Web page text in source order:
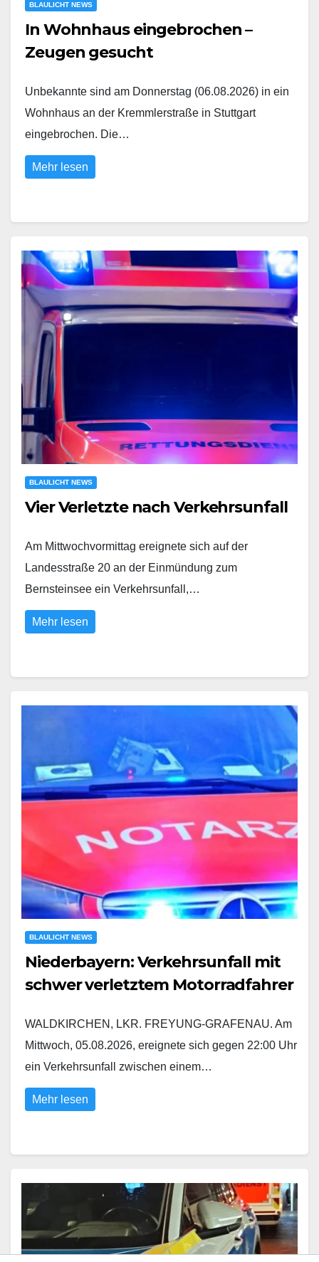
BLAULICHT NEWS
In Wohnhaus eingebrochen –
Zeugen gesucht
Unbekannte sind am Donnerstag (06.08.2026) in ein
Wohnhaus an der Kremmlerstraße in Stuttgart
eingebrochen. Die…
Mehr lesen
BLAULICHT NEWS
Vier Verletzte nach Verkehrsunfall
Am Mittwochvormittag ereignete sich auf der
Landesstraße 20 an der Einmündung zum
Bernsteinsee ein Verkehrsunfall,…
Mehr lesen
BLAULICHT NEWS
Niederbayern: Verkehrsunfall mit
schwer verletztem Motorradfahrer
WALDKIRCHEN, LKR. FREYUNG-GRAFENAU. Am
Mittwoch, 05.08.2026, ereignete sich gegen 22:00 Uhr
ein Verkehrsunfall zwischen einem…
Mehr lesen